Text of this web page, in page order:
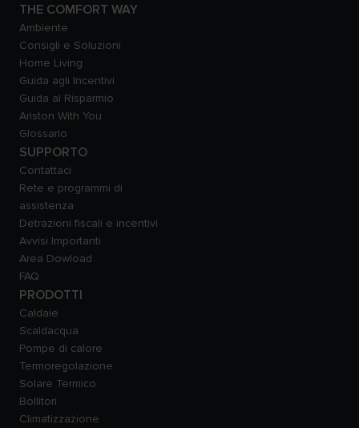
THE COMFORT WAY
Ambiente
Consigli e Soluzioni
Home Living
Guida agli Incentivi
Guida al Risparmio
Ariston With You
Glossario
SUPPORTO
Contattaci
Rete e programmi di
assistenza
Detrazioni fiscali e incentivi
Avvisi Importanti
Area Dowload
FAQ
PRODOTTI
Caldaie
Scaldacqua
Pompe di calore
Termoregolazione
Solare Termico
Bollitori
Climatizzazione